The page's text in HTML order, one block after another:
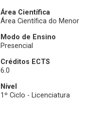
Área Científica
Área Científica do Menor
Modo de Ensino
Presencial
Créditos ECTS
6.0
Nível
1º Ciclo - Licenciatura